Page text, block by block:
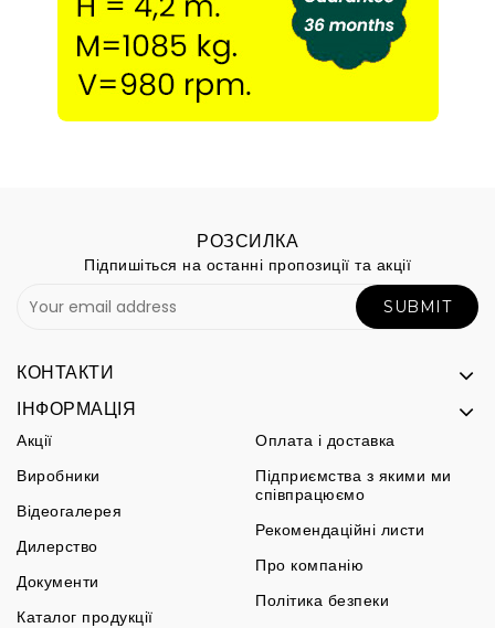
РОЗСИЛКА
Підпишіться на останні пропозиції та акції
SUBMIT
КОНТАКТИ
ІНФОРМАЦІЯ
Акції
Виробники
Відеогалерея
Дилерство
Документи
Каталог продукції
Оплата і доставка
Підприємства з якими ми
співпрацюємо
Рекомендаційні листи
Про компанію
Політика безпеки